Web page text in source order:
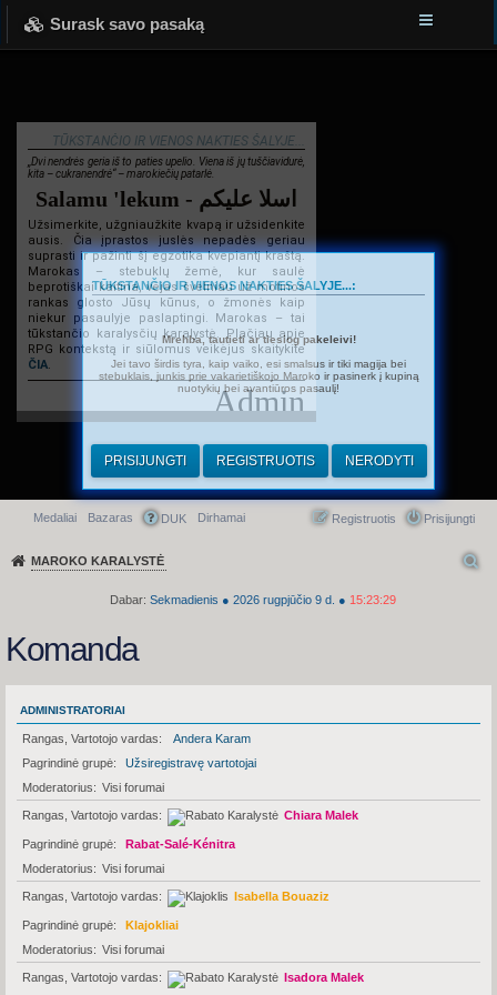
Surask savo pasaką
TŪKSTANČIO IR VIENOS NAKTIES ŠALYJE...
„Dvi nendrės geria iš to paties upelio. Viena iš jų tuščiavidurė,
kita – cukranendrė“ – marokiečių patarlė.
Salamu 'lekum - اسلا عليكم
Užsimerkite, užgniaužkite kvapą ir užsidenkite
ausis. Čia įprastos juslės nepadės geriau
suprasti ir pažinti šį egzotika kvepiantį kraštą.
Marokas – stebuklų žemė, kur saulė
beprotiškai kaitina, vėjas švelniau už motinos
rankas glosto Jūsų kūnus, o žmonės kaip
niekur pasaulyje paslaptingi. Marokas – tai
tūkstančio karalysčių karalystė. Plačiau apie
RPG kontekstą ir siūlomus veikėjus skaitykite
ČIA.
Admin
Greitasis meniu
Medaliai Bazaras DUK Dirhamai Prisijungti
Registruotis
MAROKO KARALYSTĖ
Dabar: Sekmadienis ● 2026 rugpjūčio 9 d. ● 15:23:29
TŪKSTANČIO IR VIENOS NAKTIES ŠALYJE...:
Mrehba, tautieti ar tiesiog pakeleivi!
Jei tavo širdis tyra, kaip vaiko, esi smalsus ir tiki magija bei
stebuklais, junkis prie vakarietiškojo Maroko ir pasinerk į kupiną
nuotykių bei avantiūros pasaulį!
PRISIJUNGTI REGISTRUOTIS NERODYTI
Komanda
ADMINISTRATORIAI
Rangas, Vartotojo vardas
Andera Karam
Pagrindinė grupė
Užsiregistravę vartotojai
Moderatorius
Visi forumai
Rangas, Vartotojo vardas Chiara Malek
Pagrindinė grupė
Rabat-Salé-Kénitra
Moderatorius
Visi forumai
Rangas, Vartotojo vardas Isabella Bouaziz
Pagrindinė grupė
Klajokliai
Moderatorius
Visi forumai
Rangas, Vartotojo vardas Isadora Malek